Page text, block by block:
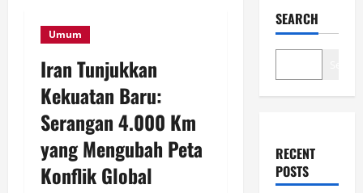
Umum
Iran Tunjukkan
Kekuatan Baru:
Serangan 4.000 Km
yang Mengubah Peta
Konflik Global
SEARCH
RECENT
POSTS